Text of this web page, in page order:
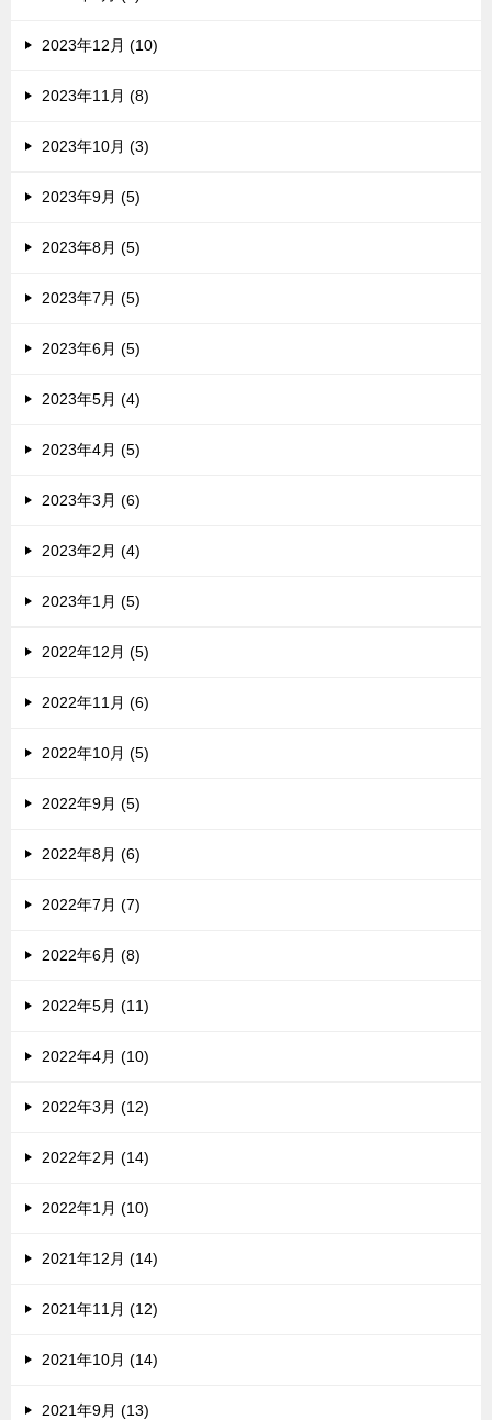
2023年12月 (10)
2023年11月 (8)
2023年10月 (3)
2023年9月 (5)
2023年8月 (5)
2023年7月 (5)
2023年6月 (5)
2023年5月 (4)
2023年4月 (5)
2023年3月 (6)
2023年2月 (4)
2023年1月 (5)
2022年12月 (5)
2022年11月 (6)
2022年10月 (5)
2022年9月 (5)
2022年8月 (6)
2022年7月 (7)
2022年6月 (8)
2022年5月 (11)
2022年4月 (10)
2022年3月 (12)
2022年2月 (14)
2022年1月 (10)
2021年12月 (14)
2021年11月 (12)
2021年10月 (14)
2021年9月 (13)